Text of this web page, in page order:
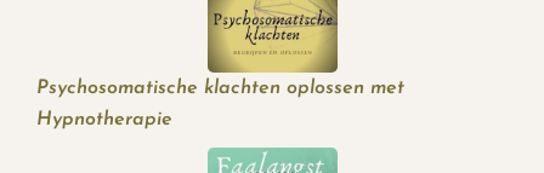
Psychosomatische klachten oplossen met
Hypnotherapie